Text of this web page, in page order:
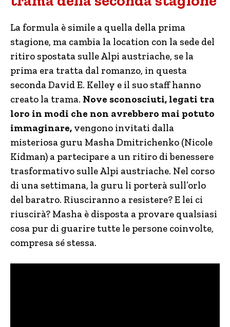
La formula è simile a quella della prima
stagione, ma cambia la location con la sede del
ritiro spostata sulle Alpi austriache, se la
prima era tratta dal romanzo, in questa
seconda David E. Kelley e il suo staff hanno
creato la trama. Nove sconosciuti, legati tra
loro in modi che non avrebbero mai potuto
immaginare, vengono invitati dalla
misteriosa guru Masha Dmitrichenko (Nicole
Kidman) a partecipare a un ritiro di benessere
trasformativo sulle Alpi austriache. Nel corso
di una settimana, la guru li porterà sull’orlo
del baratro. Riusciranno a resistere? E lei ci
riuscirà? Masha è disposta a provare qualsiasi
cosa pur di guarire tutte le persone coinvolte,
compresa sé stessa.